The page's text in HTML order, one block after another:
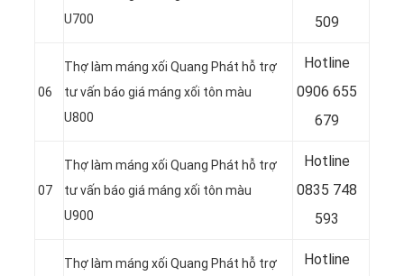
U700
509
06
Thợ làm máng xối Quang Phát hỗ trợ
tư vấn báo giá máng xối tôn màu
U800
Hotline
0906 655
679
07
Thợ làm máng xối Quang Phát hỗ trợ
tư vấn báo giá máng xối tôn màu
U900
Hotline
0835 748
593
Thợ làm máng xối Quang Phát hỗ trợ
Hotline